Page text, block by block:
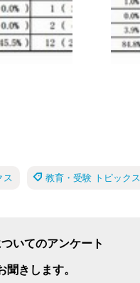
ス 教育・受験 トピックス
いてのアンケート
きします。